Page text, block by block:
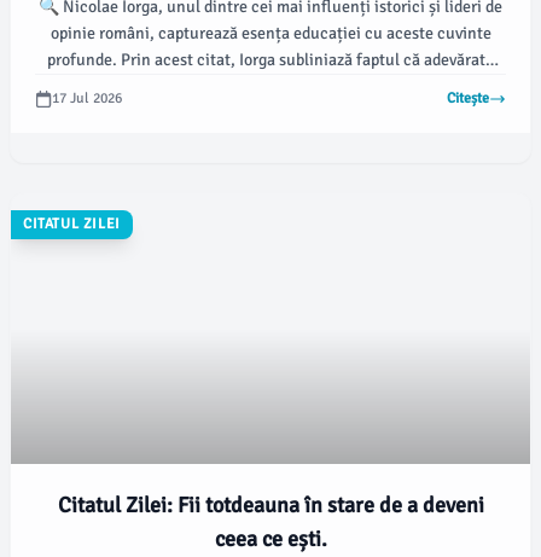
🔍 Nicolae Iorga, unul dintre cei mai influenți istorici și lideri de
opinie români, capturează esența educației cu aceste cuvinte
profunde. Prin acest citat, Iorga subliniază faptul că adevărata
17 Jul 2026 Citește
CITATUL ZILEI
Citatul Zilei: Fii totdeauna în stare de a deveni
ceea ce ești.